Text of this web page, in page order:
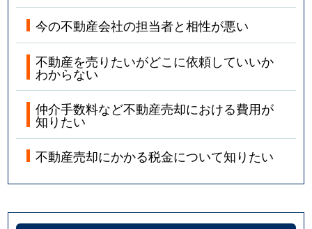
今の不動産会社の担当者と相性が悪い
不動産を売りたいがどこに依頼していいか
わからない
仲介手数料など不動産売却における費用が
知りたい
不動産売却にかかる税金について知りたい